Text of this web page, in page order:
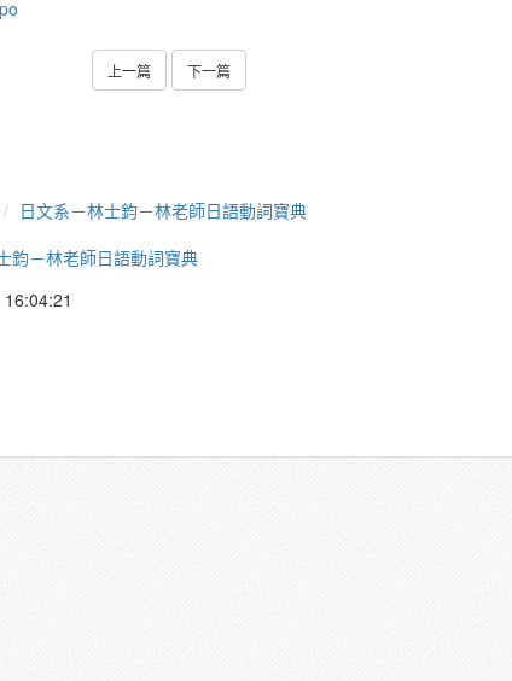
上一篇 下一篇
日文系－林士鈞－林老師日語動詞寶典
鈞－林老師日語動詞寶典